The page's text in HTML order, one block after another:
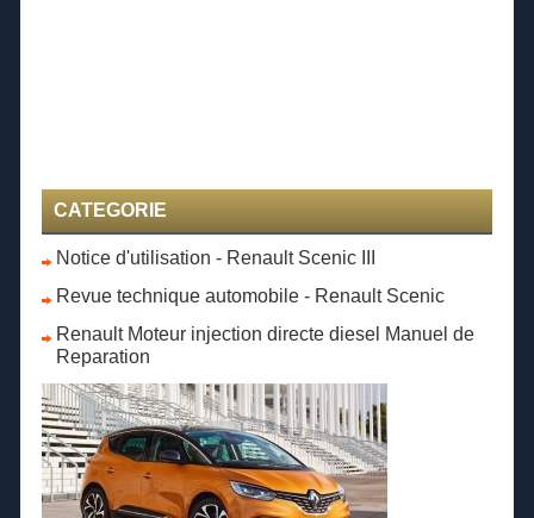
CATEGORIE
Notice d'utilisation - Renault Scenic III
Revue technique automobile - Renault Scenic
Renault Moteur injection directe diesel Manuel de
Reparation